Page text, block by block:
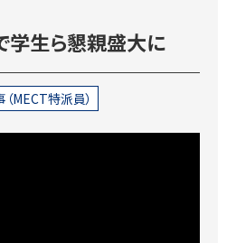
学生ら懇親盛大に
MECT特派員）